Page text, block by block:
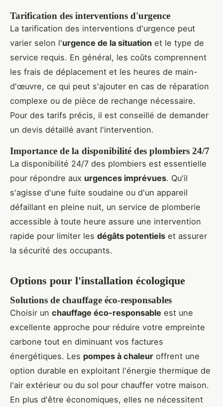
Tarification des interventions d'urgence
La tarification des interventions d'urgence peut
varier selon l'urgence de la situation et le type de
service requis. En général, les coûts comprennent
les frais de déplacement et les heures de main-
d'œuvre, ce qui peut s'ajouter en cas de réparation
complexe ou de pièce de rechange nécessaire.
Pour des tarifs précis, il est conseillé de demander
un devis détaillé avant l'intervention.
Importance de la disponibilité des plombiers 24/7
La disponibilité 24/7 des plombiers est essentielle
pour répondre aux urgences imprévues. Qu'il
s'agisse d'une fuite soudaine ou d'un appareil
défaillant en pleine nuit, un service de plomberie
accessible à toute heure assure une intervention
rapide pour limiter les dégâts potentiels et assurer
la sécurité des occupants.
Options pour l'installation écologique
Solutions de chauffage éco-responsables
Choisir un chauffage éco-responsable est une
excellente approche pour réduire votre empreinte
carbone tout en diminuant vos factures
énergétiques. Les pompes à chaleur offrent une
option durable en exploitant l'énergie thermique de
l'air extérieur ou du sol pour chauffer votre maison.
En plus d'être économiques, elles ne nécessitent